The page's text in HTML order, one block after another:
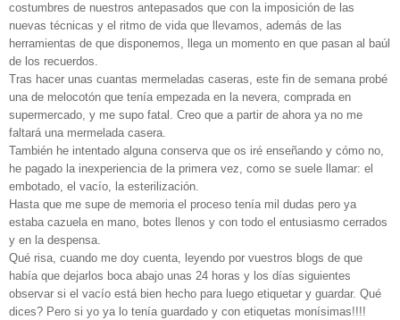
costumbres de nuestros antepasados que con la imposición de las
nuevas técnicas y el ritmo de vida que llevamos, además de las
herramientas de que disponemos, llega un momento en que pasan al baúl
de los recuerdos.
Tras hacer unas cuantas mermeladas caseras, este fin de semana probé
una de melocotón que tenía empezada en la nevera, comprada en
supermercado, y me supo fatal. Creo que a partir de ahora ya no me
faltará una mermelada casera.
También he intentado alguna conserva que os iré enseñando y cómo no,
he pagado la inexperiencia de la primera vez, como se suele llamar: el
embotado, el vacío, la esterilización.
Hasta que me supe de memoria el proceso tenía mil dudas pero ya
estaba cazuela en mano, botes llenos y con todo el entusiasmo cerrados
y en la despensa.
Qué risa, cuando me doy cuenta, leyendo por vuestros blogs de que
había que dejarlos boca abajo unas 24 horas y los días siguientes
observar si el vacío está bien hecho para luego etiquetar y guardar. Qué
dices? Pero si yo ya lo tenía guardado y con etiquetas monísimas!!!!